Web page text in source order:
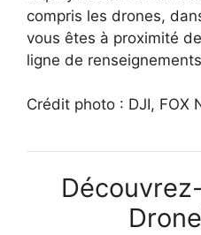
compris les drones,
vous êtes à proximité
ligne de
Crédit photo : DJI, FOX